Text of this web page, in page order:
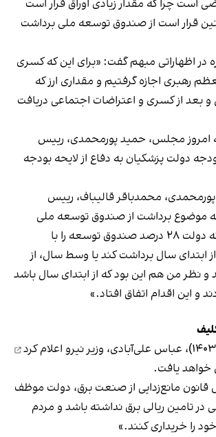
است چرا که مقدار زیادی اوراق قرار است
قرار است از صندوق توسعه ملی برداشت
در اظهاراتی مبهم گفت: «برای این که کسری
رهبری اجازه گرفتیم و مقداری ارز که
بعد از کسری و اعتراضات اجتماعی دریافت
امروز مجلس، حمید پورمحمدی، رییس
دولت پزشکیان به دفاع از لایحه بودجه
محمدباقر قالیباف، رییس
موضوع برداشت از صندوق توسعه ملی
گفت: «درباره این که دولت ۲۸ درصد صندوق توسعه را با
ابتدای سال برداشت کند یا وسط سال، از
نظر من هم این بود که از ابتدای سال باشد
و این اقدام اتفاق افتاد.»
اعلام کرد
خواهد یافت.
قانون مانع‌زدایی از صنعت برق، دولت موظف
تامین ریالی برق نداشته باشد و مردم
خود را خریداری کنند.»